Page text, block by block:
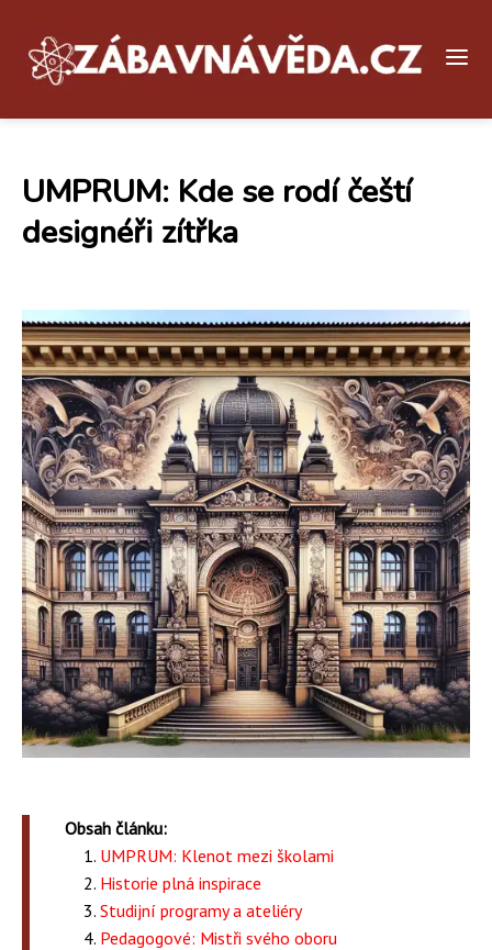
UMPRUM: Kde se rodí čeští
designéři zítřka
Obsah článku:
UMPRUM: Klenot mezi školami
Historie plná inspirace
Studijní programy a ateliéry
Pedagogové: Mistři svého oboru